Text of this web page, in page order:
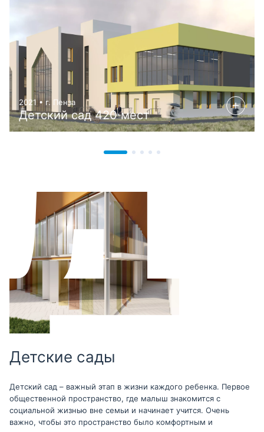
2021 • г. Пенза
Детский сад 420 мест
Детские сады
Детский сад – важный этап в жизни каждого ребенка. Первое
общественной пространство, где малыш знакомится с
социальной жизнью вне семьи и начинает учится. Очень
важно, чтобы это пространство было комфортным и